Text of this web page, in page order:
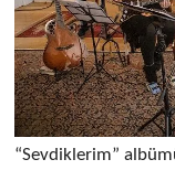
“Sevdiklerim”